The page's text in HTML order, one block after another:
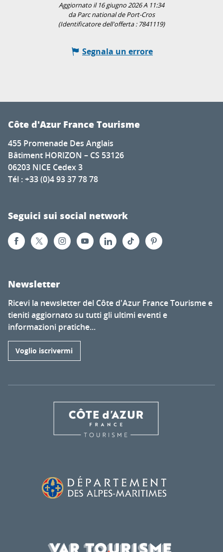
Aggiornato il 16 giugno 2026 A 11:34
da Parc national de Port-Cros
(Identificatore dell'offerta : 7841119)
Segnala un errore
Côte d'Azur France Tourisme
455 Promenade Des Anglais
Bâtiment HORIZON – CS 53126
06203 NICE Cedex 3
Tél : +33 (0)4 93 37 78 78
Seguici sui social network
Newsletter
Ricevi la newsletter del Côte d'Azur France Tourisme e
tieniti aggiornato su tutti gli ultimi eventi e
informazioni pratiche...
Voglio iscrivermi